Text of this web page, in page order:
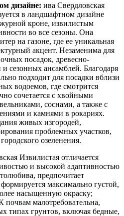
дизайне: ива Свердловская
в ландшафтном дизайне
кроне, извилистым
во все сезоны. Она
на газоне, где ее уникальная
акцент. Незаменима для
посадок, древесно-
сезонных ансамблей. Благодаря
подходит для посадки вблизи
водоемов, где смотрится
сочетается с хвойными
соснами, а также с
и камнями в рокариях.
живых изгородей,
проблемных участков,
озеленения.
Извилистая отличается
и высокой адаптивностью
предпочитает
максимально густой,
насыщенную окраску;
малотребовательна,
типах грунтов, включая бедные,